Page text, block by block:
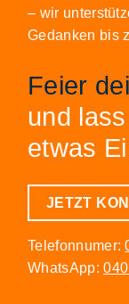
– wir
Gedanken bis
Feier
und
etwas
JETZT
Telefonnumer:
WhatsApp: